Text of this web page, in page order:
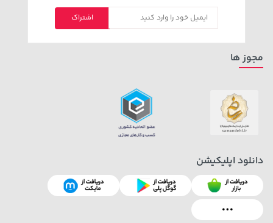
خرید 66,980,000 تومان
169,900 تومان خرید 169,900 تومان
اشتراک
مجوز ها
دانلود اپلیکیشن